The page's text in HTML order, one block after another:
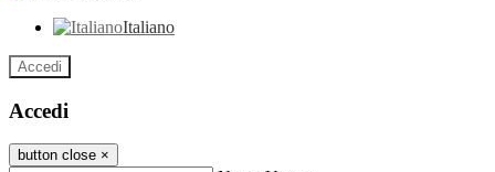
Italiano
Accedi
Accedi
button close ×